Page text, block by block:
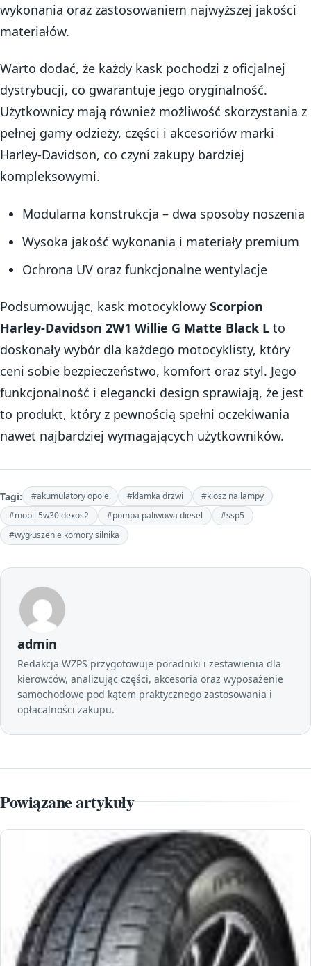
wykonania oraz zastosowaniem najwyższej jakości
materiałów.
Warto dodać, że każdy kask pochodzi z oficjalnej
dystrybucji, co gwarantuje jego oryginalność.
Użytkownicy mają również możliwość skorzystania z
pełnej gamy odzieży, części i akcesoriów marki
Harley-Davidson, co czyni zakupy bardziej
kompleksowymi.
Modularna konstrukcja – dwa sposoby noszenia
Wysoka jakość wykonania i materiały premium
Ochrona UV oraz funkcjonalne wentylacje
Podsumowując, kask motocyklowy Scorpion
Harley-Davidson 2W1 Willie G Matte Black L to
doskonały wybór dla każdego motocyklisty, który
ceni sobie bezpieczeństwo, komfort oraz styl. Jego
funkcjonalność i elegancki design sprawiają, że jest
to produkt, który z pewnością spełni oczekiwania
nawet najbardziej wymagających użytkowników.
Tagi: #akumulatory opole #klamka drzwi
#klosz na lampy
#mobil 5w30 dexos2
#pompa paliwowa diesel
#ssp5
#wygłuszenie komory silnika
admin
Redakcja WZPS przygotowuje poradniki i zestawienia dla
kierowców, analizując części, akcesoria oraz wyposażenie
samochodowe pod kątem praktycznego zastosowania i
opłacalności zakupu.
Powiązane artykuły